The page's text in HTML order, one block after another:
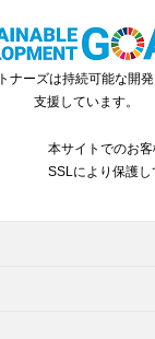
ナーズは持続可能な開
支援しています。
本サイトでのお
SSLにより保護し